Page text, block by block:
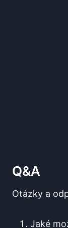
Q&A
Otázky⁣ a
Jaké